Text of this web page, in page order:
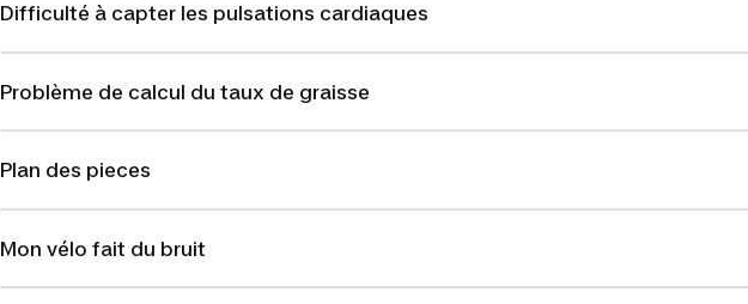
Difficulté à capter les pulsations cardiaques
Problème de calcul du taux de graisse
Plan des pieces
Mon vélo fait du bruit